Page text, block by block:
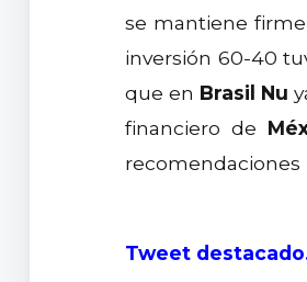
se mantiene
inversión 60-40
que en Brasil Nu
financiero de
recomendaciones
Tweet